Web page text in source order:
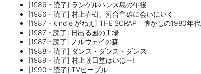
[1986 - 読了] ランゲルハンス島の午後
[1986 - 読了] 村上春樹、河合隼雄に会いにいく
[1987 - Kindle がねえ] THE SCRAP 懐かしの1980年代
[1987 - 読了] 日出る国の工場
[1987 - 読了] ノルウェイの森
[1988 - 読了] ダンス・ダンス・ダンス
[1989 - 読了] 村上朝日堂はいほー!
[1990 - 読了] TVピープル